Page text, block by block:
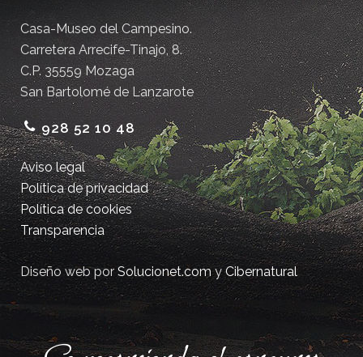
Casa-Museo del Campesino.
Carretera Arrecife-Tinajo, 8.
C.P. 35559 Mozaga
San Bartolomé de Lanzarote
928 52 10 48
Aviso legal
Política de privacidad
Política de cookies
Transparencia
Diseño web porSolucionet.comyCibernatural